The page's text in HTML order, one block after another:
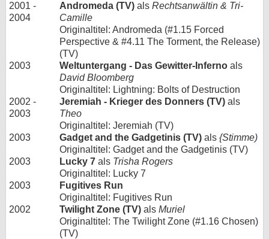
2001 -
2004
Andromeda (TV) als Rechtsanwältin & Tri-
Camille
Originaltitel: Andromeda (#1.15 Forced
Perspective & #4.11 The Torment, the Release)
(TV)
2003
Weltuntergang - Das Gewitter-Inferno als
David Bloomberg
Originaltitel: Lightning: Bolts of Destruction
2002 -
2003
Jeremiah - Krieger des Donners (TV) als
Theo
Originaltitel: Jeremiah (TV)
2003
Gadget and the Gadgetinis (TV) als {Stimme)
Originaltitel: Gadget and the Gadgetinis (TV)
2003
Lucky 7 als Trisha Rogers
Originaltitel: Lucky 7
2003
Fugitives Run
Originaltitel: Fugitives Run
2002
Twilight Zone (TV) als Muriel
Originaltitel: The Twilight Zone (#1.16 Chosen)
(TV)